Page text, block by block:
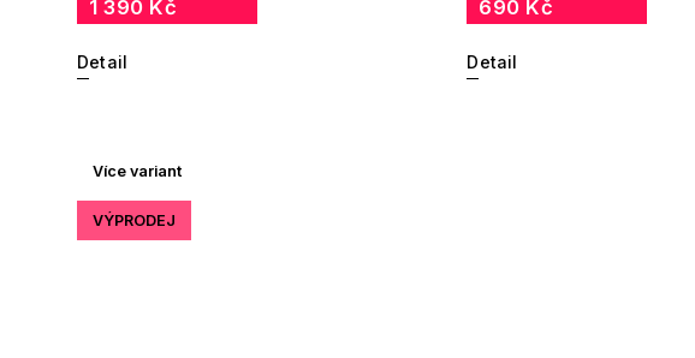
1 390 Kč
Detail
690 Kč
Detail
Více variant
VÝPRODEJ